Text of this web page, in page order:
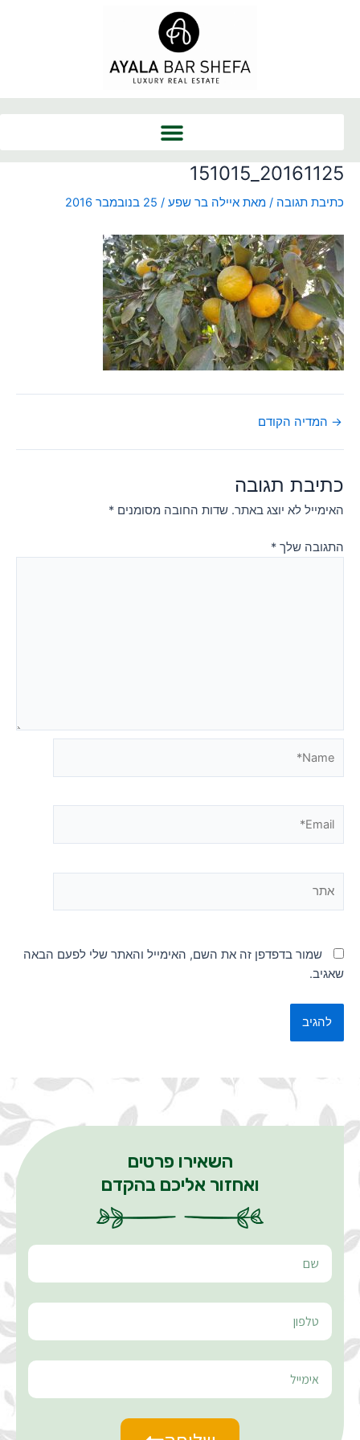
20161125_151015
כתיבת תגובה / מאת איילה בר שפע / 25 בנובמבר 2016
→ המדיה הקודם
כתיבת תגובה
האימייל לא יוצג באתר. שדות החובה מסומנים *
התגובה שלך *
שמור בדפדפן זה את השם, האימייל והאתר שלי לפעם הבאה
שאגיב.
השאירו פרטים
ואחזור אליכם בהקדם